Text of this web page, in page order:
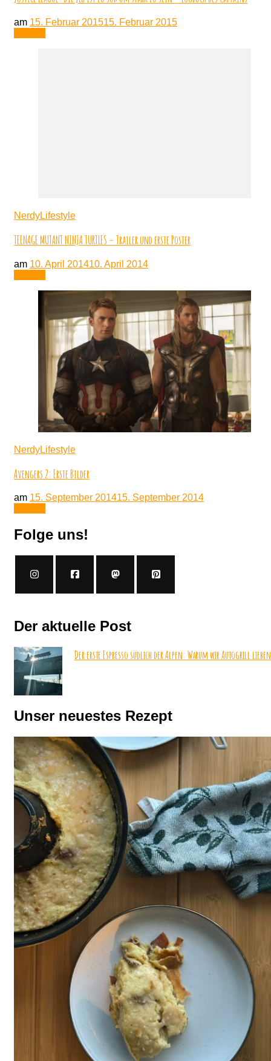
am 15. Februar 201515. Februar 2015
NerdyLifestyle
TEENAGE MUTANT NINJA TURTLES – Trailer und erste Poster
am 10. April 201410. April 2014
NerdyLifestyle
Avengers 2: Erste Bilder
am 15. September 201415. September 2014
Folge uns!
Der aktuelle Post
Der erste Espresso südlich der Alpen: Warum wir Autogrill lieben
Unser neuestes Rezept